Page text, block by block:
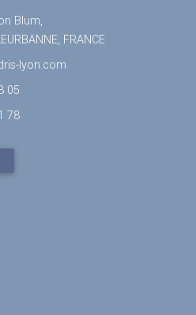
Blum,
FRANCE
lyon.com
05
78